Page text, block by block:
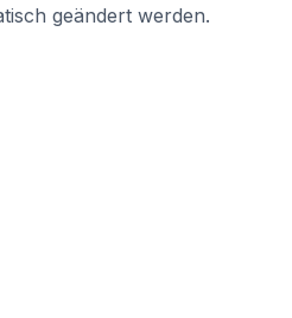
geändert werden.